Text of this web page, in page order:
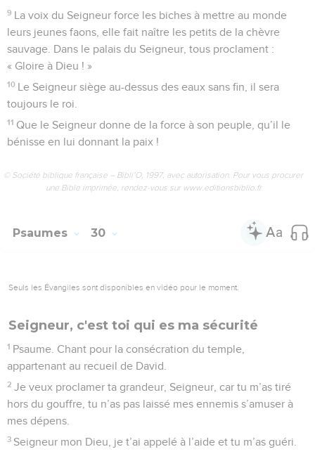
9 La voix du Seigneur force les biches à mettre au monde
leurs jeunes faons, elle fait naître les petits de la chèvre
sauvage. Dans le palais du Seigneur, tous proclament :
« Gloire à Dieu ! »
10 Le Seigneur siège au-dessus des eaux sans fin, il sera
toujours le roi.
11 Que le Seigneur donne de la force à son peuple, qu’il le
bénisse en lui donnant la paix !
© Société biblique française – Bibli’O, 1997, avec autorisation. Pour vous procurer
une Bible imprimée, rendez-vous sur www.editionsbiblio.fr
Psaumes 30
Seuls les Évangiles sont disponibles en vidéo pour le moment.
Seigneur, c'est toi qui es ma sécurité
1 Psaume. Chant pour la consécration du temple,
appartenant au recueil de David.
2 Je veux proclamer ta grandeur, Seigneur, car tu m’as tiré
hors du gouffre, tu n’as pas laissé mes ennemis s’amuser à
mes dépens.
3 Seigneur mon Dieu, je t’ai appelé à l’aide et tu m’as guéri.